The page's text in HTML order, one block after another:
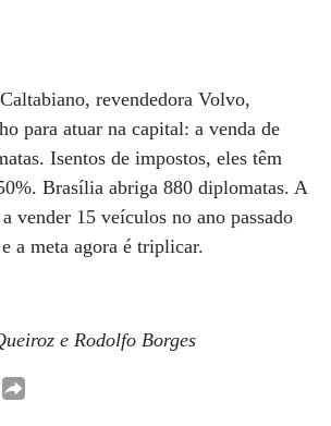
revendedora Volvo,
para atuar na capital: a venda de
Isentos de impostos, eles têm
Brasília abriga 880 diplomatas. A
vender 15 veículos no ano passado
a meta agora é triplicar.
e Rodolfo Borges